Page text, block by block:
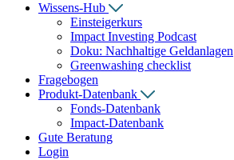
Wissens-Hub
Einsteigerkurs
Impact Investing Podcast
Doku: Nachhaltige Geldanlagen
Greenwashing checklist
Fragebogen
Produkt-Datenbank
Fonds-Datenbank
Impact-Datenbank
Gute Beratung
Login